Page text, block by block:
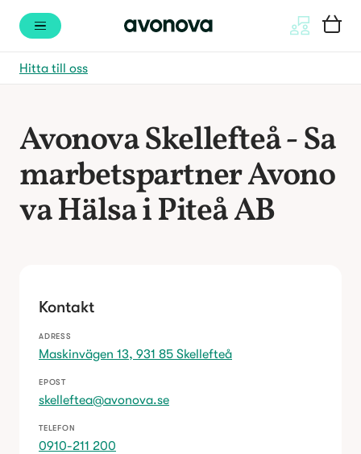
Hitta till oss
Avonova Skellefteå - Sa
marbetspartner Avono
va Hälsa i Piteå AB
Kontakt
ADRESS
Maskinvägen 13, 931 85 Skellefteå
EPOST
skelleftea@avonova.se
TELEFON
0910-211 200